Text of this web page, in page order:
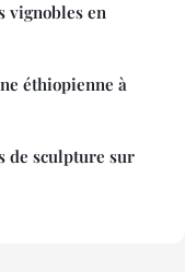
vignobles en
éthiopienne à
de sculpture sur